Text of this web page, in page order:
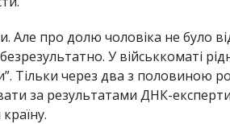
Але про долю чоловіка не було
У військкоматі
Тільки через два з половиною
за результатами ДНК-